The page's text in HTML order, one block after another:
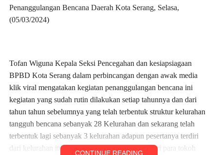
Penanggulangan Bencana Daerah Kota Serang, Selasa,
(05/03/2024)
Tofan Wiguna Kepala Seksi Pencegahan dan kesiapsiagaan
BPBD Kota Serang dalam perbincangan dengan awak media
klik viral mengatakan kegiatan penanggulangan bencana ini
kegiatan yang sudah rutin dilakukan setiap tahunnya dan dari
tahun tahun sebelumnya yang telah terbentuk struktur kelurahan
tangguh bencana sebanyak 28 Kelurahan dan sekarang telah
terbentuk lagi sebanyak 3 kelurahan adapun pesertanya terdiri
dari kelurahan itu sendiri dan unsur unsurnya dari para tokoh
CONTINUE READING